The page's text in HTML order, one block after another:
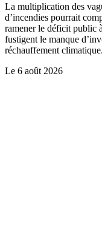
La multiplication des
d’incendies pourrait
ramener le déficit public
fustigent le manque
réchauffement climatique.
Le 6 août 2026